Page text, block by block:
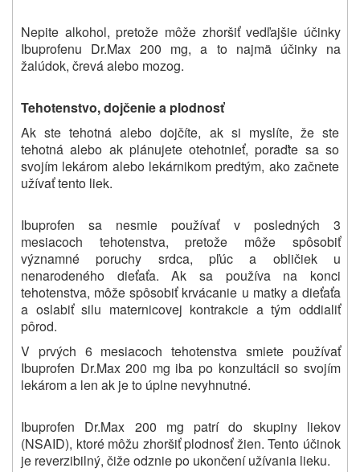
Nepite alkohol, pretože môže zhoršiť vedľajšie účinky
Ibuprofenu Dr.Max 200 mg, a to najmä účinky na
žalúdok, črevá alebo mozog.
Tehotenstvo, dojčenie a plodnosť
Ak ste tehotná alebo dojčíte, ak si myslíte, že ste
tehotná alebo ak plánujete otehotnieť, poraďte sa so
svojím lekárom alebo lekárnikom predtým, ako začnete
užívať tento liek.
Ibuprofen sa nesmie používať v posledných 3
mesiacoch tehotenstva, pretože môže spôsobiť
významné poruchy srdca, pľúc a obličiek u
nenarodeného dieťaťa. Ak sa používa na konci
tehotenstva, môže spôsobiť krvácanie u matky a dieťaťa
a oslabiť silu maternicovej kontrakcie a tým oddialiť
pôrod.
V prvých 6 mesiacoch tehotenstva smiete používať
Ibuprofen Dr.Max 200 mg iba po konzultácii so svojím
lekárom a len ak je to úplne nevyhnutné.
Ibuprofen Dr.Max 200 mg patrí do skupiny liekov
(NSAID), ktoré môžu zhoršiť plodnosť žien. Tento účinok
je reverzibilný, čiže odznie po ukončení užívania lieku.